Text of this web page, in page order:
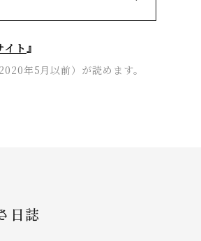
ト』
年5月以前）が読めます。
日誌